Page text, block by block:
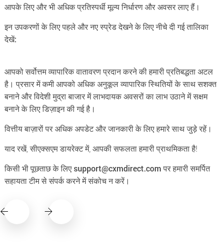
आपके लिए और भी अधिक प्रतिस्पर्धी मूल्य निर्धारण और अवसर लाए हैं।
इन उपकरणों के लिए पहले और नए स्प्रेड देखने के लिए नीचे दी गई तालिका
देखें:
आपको सर्वोत्तम व्यापारिक वातावरण प्रदान करने की हमारी प्रतिबद्धता अटल
है। प्रसार में कमी आपको अधिक अनुकूल व्यापारिक स्थितियों के साथ सशक्त
बनाने और विदेशी मुद्रा बाजार में लाभदायक अवसरों का लाभ उठाने में सक्षम
बनाने के लिए डिज़ाइन की गई है।
वित्तीय बाज़ारों पर अधिक अपडेट और जानकारी के लिए हमारे साथ जुड़े रहें।
याद रखें, सीएक्सएम डायरेक्ट में, आपकी सफलता हमारी प्राथमिकता है!
किसी भी पूछताछ के लिएsupport@cxmdirect.com पर हमारी समर्पित
सहायता टीम से संपर्क करने में संकोच न करें।